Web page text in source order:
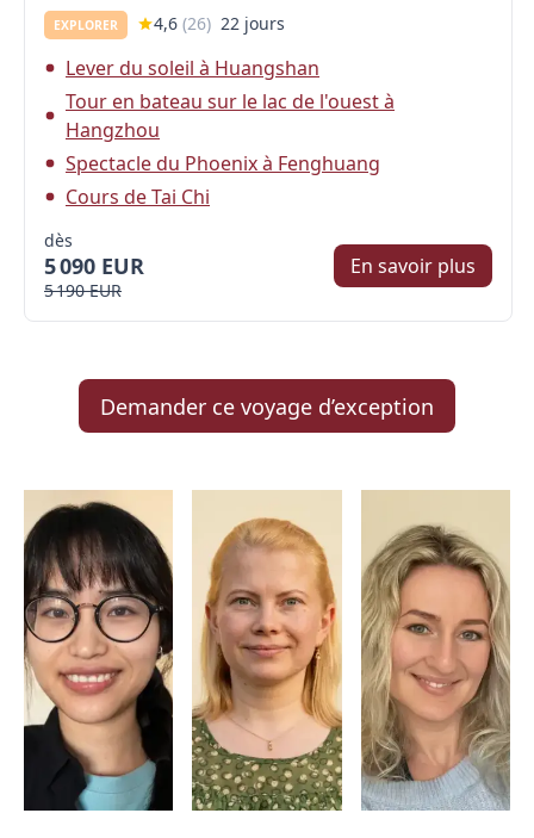
EXPLORER 4,6 (26) 22 jours
Lever du soleil à Huangshan
Tour en bateau sur le lac de l'ouest à
Hangzhou
Spectacle du Phoenix à Fenghuang
Cours de Tai Chi
dès
5 090 EUR
5 190 EUR
En savoir plus
Demander ce voyage d’exception